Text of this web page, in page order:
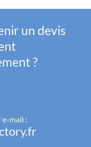
un devis
?
mail :